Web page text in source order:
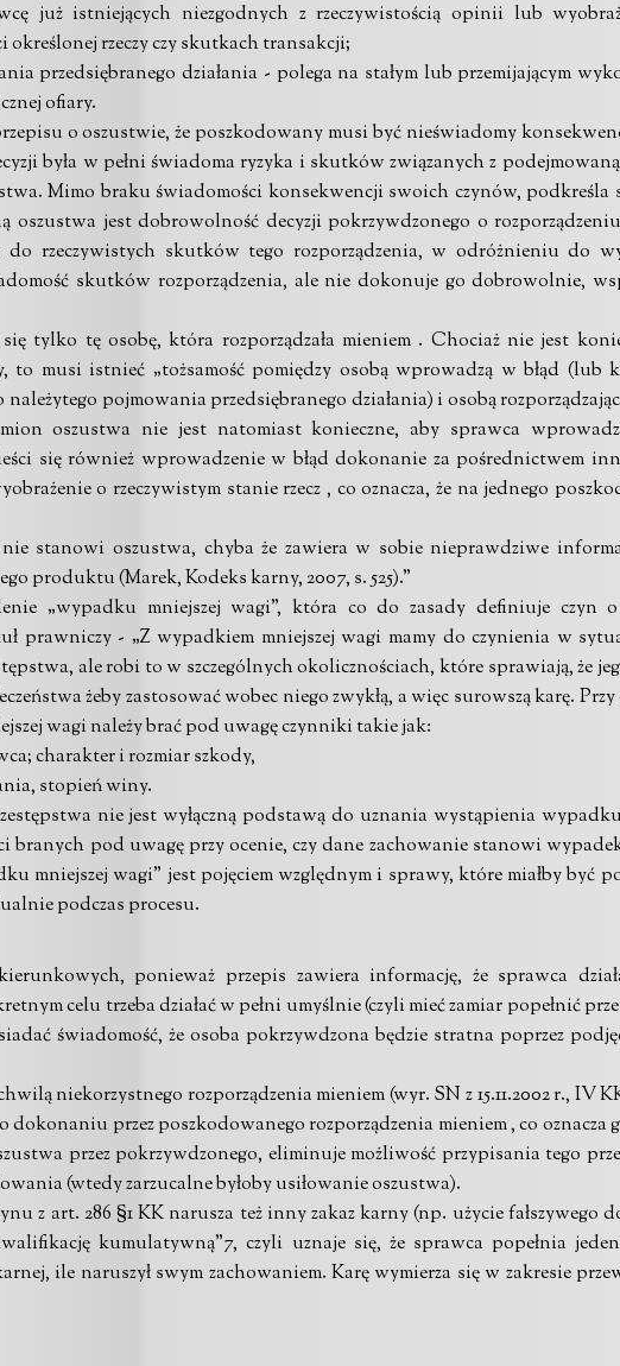
już istniejących niezgodnych z rzeczywistością opinii lub
rzeczy czy skutkach transakcji;
przedsiębranego działania - polega na stałym lub przemijającym
ofiary.
o oszustwie, że poszkodowany musi być nieświadomy
była w pełni świadoma ryzyka i skutków związanych z
Mimo braku świadomości konsekwencji swoich czynów, podkreśla
oszustwa jest dobrowolność decyzji pokrzywdzonego o
rzeczywistych skutków tego rozporządzenia, w odróżnieniu do
skutków rozporządzenia, ale nie dokonuje go dobrowolnie,
tylko tę osobę, która rozporządzała mieniem . Chociaż nie jest
to musi istnieć „tożsamość pomiędzy osobą wprowadzą w błąd (lub
pojmowania przedsiębranego działania) i osobą
oszustwa nie jest natomiast konieczne, aby sprawca
się również wprowadzenie w błąd dokonanie za pośrednictwem
o rzeczywistym stanie rzecz , co oznacza, że na jednego
stanowi oszustwa, chyba że zawiera w sobie nieprawdziwe
produktu (Marek, Kodeks karny, 2007, s. 525).”
„wypadku mniejszej wagi”, która co do zasady definiuje czyn o
prawniczy - „Z wypadkiem mniejszej wagi mamy do czynienia w
ale robi to w szczególnych okolicznościach, które sprawiają, że
żeby zastosować wobec niego zwykłą, a więc surowszą karę. Przy
wagi należy brać pod uwagę czynniki takie jak:
charakter i rozmiar szkody,
stopień winy.
nie jest wyłączną podstawą do uznania wystąpienia
branych pod uwagę przy ocenie, czy dane zachowanie stanowi
mniejszej wagi” jest pojęciem względnym i sprawy, które miałby być
podczas procesu.
ponieważ przepis zawiera informację, że sprawca
celu trzeba działać w pełni umyślnie (czyli mieć zamiar popełnić
świadomość, że osoba pokrzywdzona będzie stratna poprzez
niekorzystnego rozporządzenia mieniem (wyr. SN z 15.11.2002 r., IV
dokonaniu przez poszkodowanego rozporządzenia mieniem , co oznacza
przez pokrzywdzonego, eliminuje możliwość przypisania tego
(wtedy zarzucalne byłoby usiłowanie oszustwa).
z art. 286 §1 KK narusza też inny zakaz karny (np. użycie fałszywego
kumulatywną”7, czyli uznaje się, że sprawca popełnia
ile naruszył swym zachowaniem. Karę wymierza się w zakresie